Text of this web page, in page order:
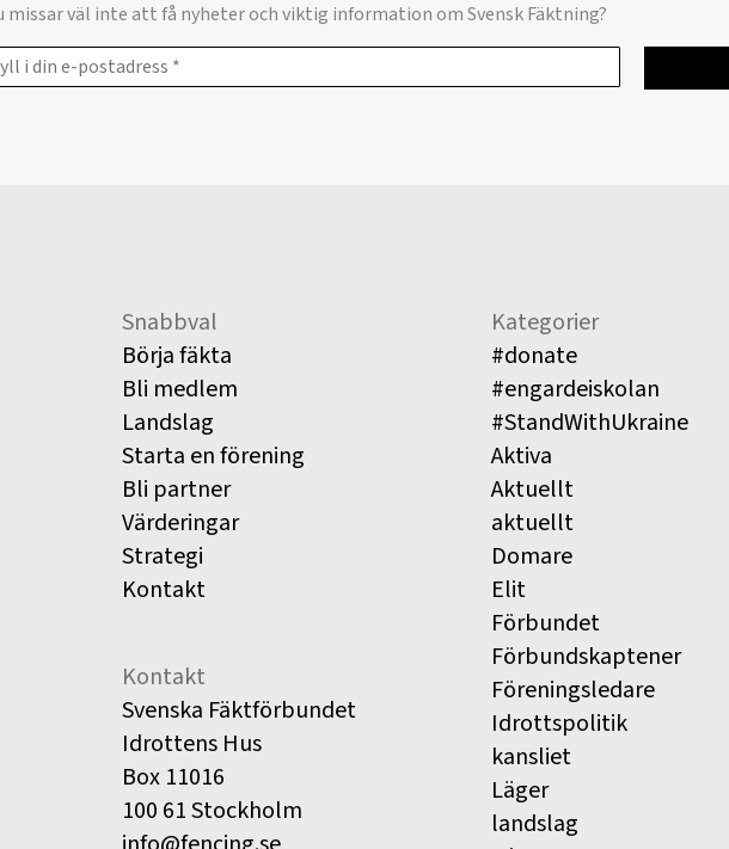
missar väl inte att få nyheter och viktig information om Svensk Fäktning?
Snabbval
Börja fäkta
Bli medlem
Landslag
Starta en förening
Bli partner
Värderingar
Strategi
Kontakt
Kontakt
Svenska Fäktförbundet
Idrottens Hus
Box 11016
100 61 Stockholm
Kategorier
#donate
#engardeiskolan
#StandWithUkraine
Aktiva
Aktuellt
aktuellt
Domare
Elit
Förbundet
Förbundskaptener
Föreningsledare
Idrottspolitik
kansliet
Läger
landslag